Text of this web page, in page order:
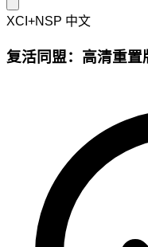
XCI+NSP 中文
复活同盟：高清重置